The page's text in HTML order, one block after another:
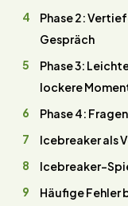
Phase 2:
Gespräch
Phase 3:
lockere
Phase 4:
Icebreaker als
Icebreaker-
Häufige Fehler